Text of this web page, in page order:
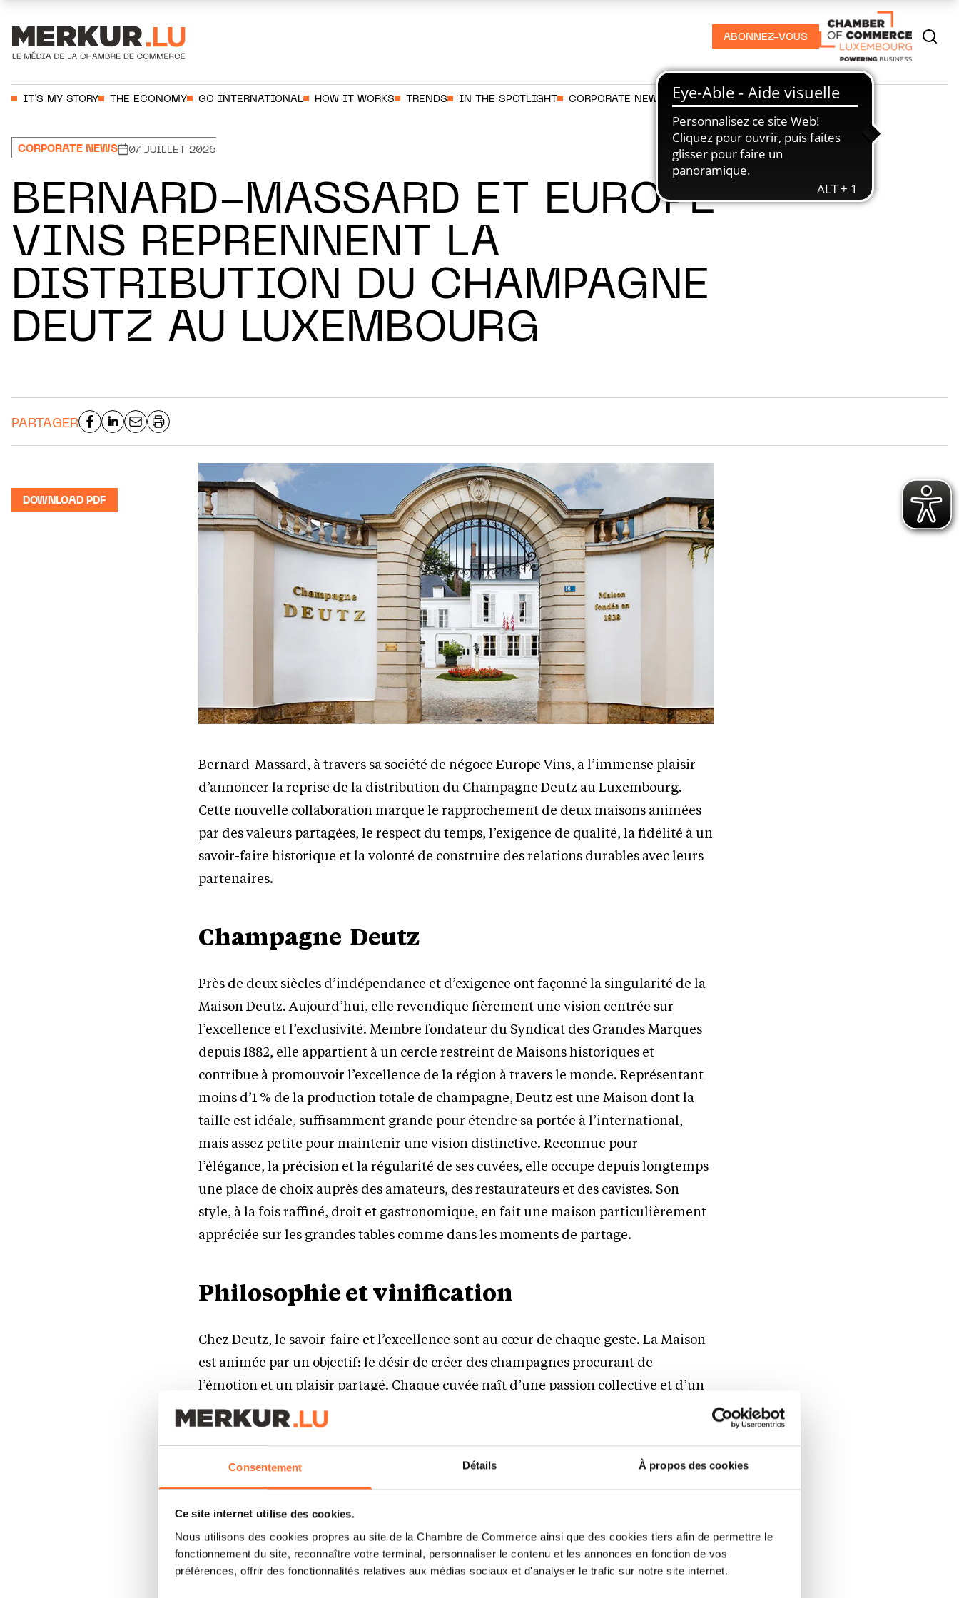
Consentement Détails À propos des cookies
Ce site internet utilise des cookies.
Nous utilisons des cookies propres au site de la Chambre de Commerce ainsi que des cookies tiers afin de permettre le
fonctionnement du site, reconnaître votre terminal, personnaliser le contenu et les annonces en fonction de vos
préférences, offrir des fonctionnalités relatives aux médias sociaux et d'analyser le trafic sur notre site internet.
ABONNEZ-VOUS
IT’S MY STORY THE ECONOMY GO INTERNATIONAL HOW IT WORKS TRENDS IN THE SPOTLIGHT CORPORATE NEWS PODCASTS
CORPORATE NEWS 07 JUILLET 2026
BERNARD-MASSARD ET EUROPE
VINS REPRENNENT LA
DISTRIBUTION DU CHAMPAGNE
DEUTZ AU LUXEMBOURG
PARTAGER
DOWNLOAD PDF
Bernard-Massard, à travers sa société de négoce Europe Vins, a l’immense plaisir
d’annoncer la reprise de la distribution du Champagne Deutz au Luxembourg.
Cette nouvelle collaboration marque le rapprochement de deux maisons animées
par des valeurs partagées, le respect du temps, l’exigence de qualité, la fidélité à un
savoir-faire historique et la volonté de construire des relations durables avec leurs
partenaires.
Champagne Deutz
Près de deux siècles d’indépendance et d’exigence ont façonné la singularité de la
Maison Deutz. Aujourd’hui, elle revendique fièrement une vision centrée sur
l’excellence et l’exclusivité. Membre fondateur du Syndicat des Grandes Marques
depuis 1882, elle appartient à un cercle restreint de Maisons historiques et
contribue à promouvoir l’excellence de la région à travers le monde. Représentant
moins d’1 % de la production totale de champagne, Deutz est une Maison dont la
taille est idéale, suffisamment grande pour étendre sa portée à l’international,
mais assez petite pour maintenir une vision distinctive. Reconnue pour
l’élégance, la précision et la régularité de ses cuvées, elle occupe depuis longtemps
une place de choix auprès des amateurs, des restaurateurs et des cavistes. Son
style, à la fois raffiné, droit et gastronomique, en fait une maison particulièrement
appréciée sur les grandes tables comme dans les moments de partage.
Philosophie et vinification
Chez Deutz, le savoir-faire et l’excellence sont au cœur de chaque geste. La Maison
est animée par un objectif: le désir de créer des champagnes procurant de
l’émotion et un plaisir partagé. Chaque cuvée naît d’une passion collective et d’un
profond désir de créer l’exceptionnel. Pour la Maison, c’est le vignoble qui rythme
tout. Tout au long des saisons, dans le vignoble Deutz et ceux de ses vignerons
patiemment leur croissance jusqu’à la récolte.
équipes, les vendanges s’adaptent à la maturité de chaque parcelle. La même
philosophie guide le travail dans les caves, où la quête de perfection se poursuit. La
fermentation progresse lentement à 15°C, une température idéale pour préserver